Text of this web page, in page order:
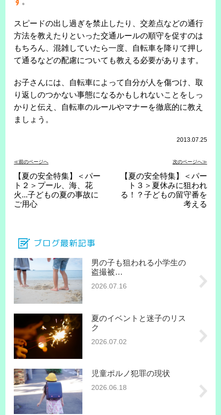
スピードの出し過ぎを禁止したり、交差点などの通行
方法を教えたりといった交通ルールの順守を促すのは
もちろん、混雑していたら一度、自転車を降りて押し
て通るなどの配慮についても教える必要があります。
お子さんには、自転車によって自分が人を傷つけ、取
り返しのつかない事態になるかもしれないことをしっ
かりと伝え、自転車のルールやマナーを徹底的に教え
ましょう。
2013.07.25
≪前のページへ 次のページへ≫
【夏の安全特集】＜パー
ト２＞プール、海、花
火...子どもの夏の事故に
ご用心
【夏の安全特集】＜パー
ト３＞夏休みに狙われ
る！？子どもの留守番を
考える
ブログ最新記事
男の子も狙われる小学生の
盗撮被…
2026.07.16
夏のイベントと迷子のリス
ク
2026.07.02
児童ポルノ犯罪の現状
2026.06.18